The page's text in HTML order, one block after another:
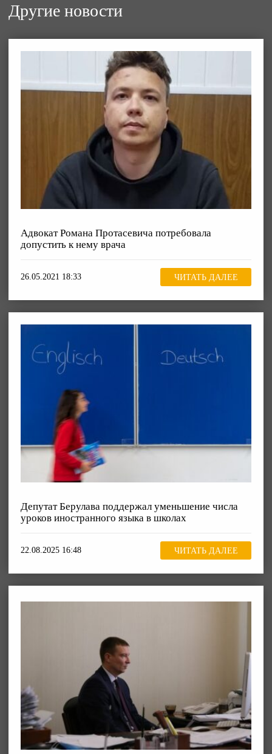
Другие новости
Адвокат Романа Протасевича потребовала
допустить к нему врача
26.05.2021 18:33 ЧИТАТЬ ДАЛЕЕ
Депутат Берулава поддержал уменьшение числа
уроков иностранного языка в школах
22.08.2025 16:48 ЧИТАТЬ ДАЛЕЕ